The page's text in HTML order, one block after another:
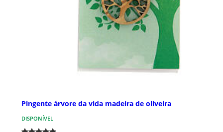
Pingente árvore da vida madeira de oliveira
DISPONÍVEL